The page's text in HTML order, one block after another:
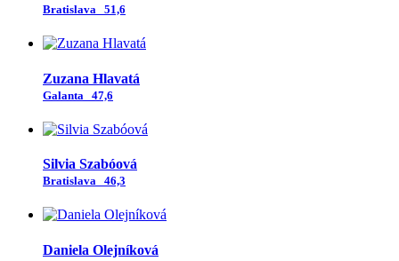
Bratislava 51,6
Zuzana Hlavatá
Galanta 47,6
Silvia Szabóová
Bratislava 46,3
Daniela Olejníková